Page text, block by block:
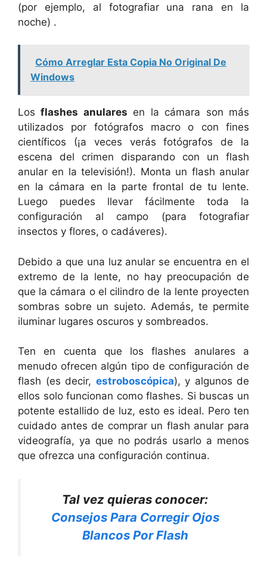
(por ejemplo, al fotografiar una rana en la
noche) .
Cómo Arreglar Esta Copia No Original De
Windows
Losflashes anulares en la cámara son más
utilizados por fotógrafos macro o con fines
científicos (¡a veces verás fotógrafos de la
escena del crimen disparando con un flash
anular en la televisión!). Monta un flash anular
en la cámara en la parte frontal de tu lente.
Luego puedes llevar fácilmente toda la
configuración al campo (para fotografiar
insectos y flores, o cadáveres).
Debido a que una luz anular se encuentra en el
extremo de la lente, no hay preocupación de
que la cámara o el cilindro de la lente proyecten
sombras sobre un sujeto. Además, te permite
iluminar lugares oscuros y sombreados.
Ten en cuenta que los flashes anulares a
menudo ofrecen algún tipo de configuración de
flash (es decir, estroboscópica), y algunos de
ellos solo funcionan como flashes. Si buscas un
potente estallido de luz, esto es ideal. Pero ten
cuidado antes de comprar un flash anular para
videografía, ya que no podrás usarlo a menos
que ofrezca una configuración continua.
Tal vez quieras conocer:
Consejos Para Corregir Ojos
Blancos Por Flash